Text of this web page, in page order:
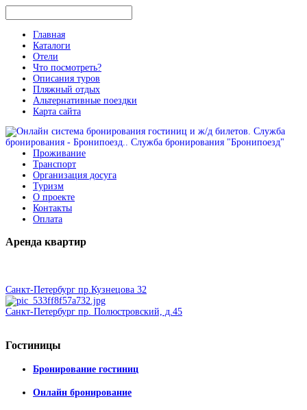
Главная
Каталоги
Отели
Что посмотреть?
Описания туров
Пляжный отдых
Альтернативные поездки
Карта сайта
Проживание
Транспорт
Организация досуга
Туризм
О проекте
Контакты
Оплата
Аренда квартир
Санкт-Петербург пр.Кузнецова 32
Санкт-Петербург пр. Полюстровский, д.45
Гостиницы
Бронирование гостиниц
Онлайн бронирование